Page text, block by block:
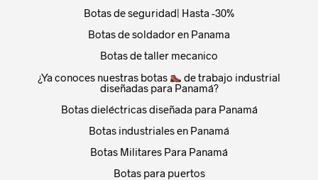
Botas de seguridad| Hasta -30%
Botas de soldador en Panama
Botas de taller mecanico
¿Ya conoces nuestras botas
de trabajo industrial
diseñadas para Panamá?
Botas dieléctricas diseñada para Panamá
Botas industriales en Panamá
Botas Militares Para Panamá
Botas para puertos